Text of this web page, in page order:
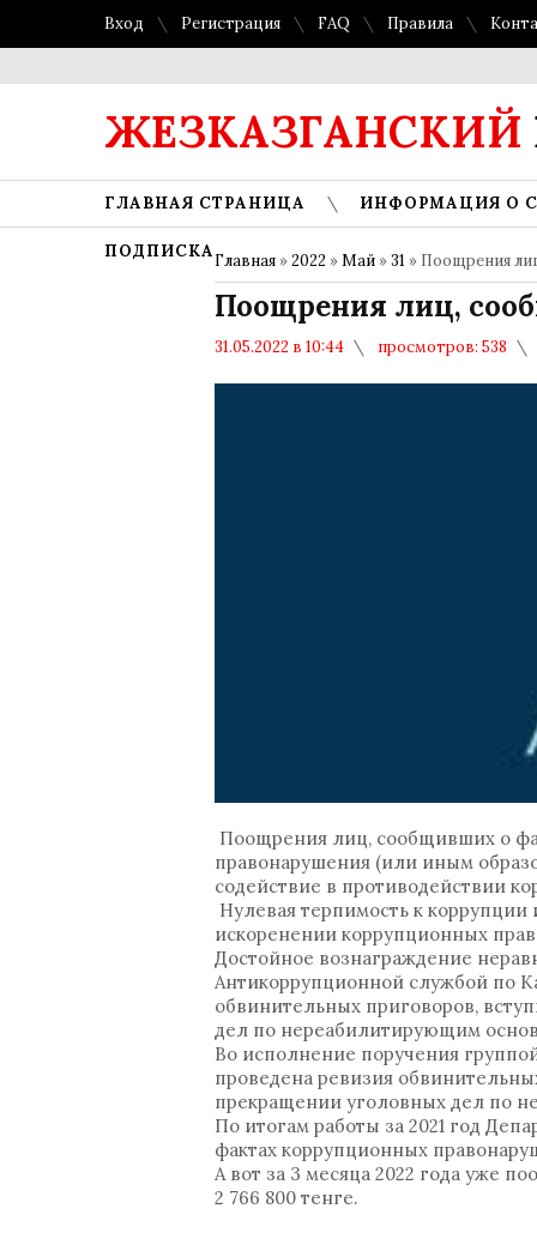
Вход Регистрация FAQ Правила
ЖЕЗКАЗГАНСКИЙ
ГЛАВНАЯ СТРАНИЦА ИНФОРМАЦИЯ О
ПОДПИСКАГлавная »2022 »Май »31 » Поощрения
Поощрения лиц,
31.05.2022 в 10:44 просмотров: 538
Поощрения лиц, сообщивших о
правонарушения (или иным
содействие в противодействии
Нулевая терпимость к
искоренении коррупционных
Достойное вознаграждение
Антикоррупционной службой по
обвинительных приговоров,
дел по нереабилитирующим
Во исполнение поручения
проведена ревизия
прекращении уголовных дел по
По итогам работы за 2021 год
фактах коррупционных
А вот за 3 месяца 2022 года уже
2 766 800 тенге.